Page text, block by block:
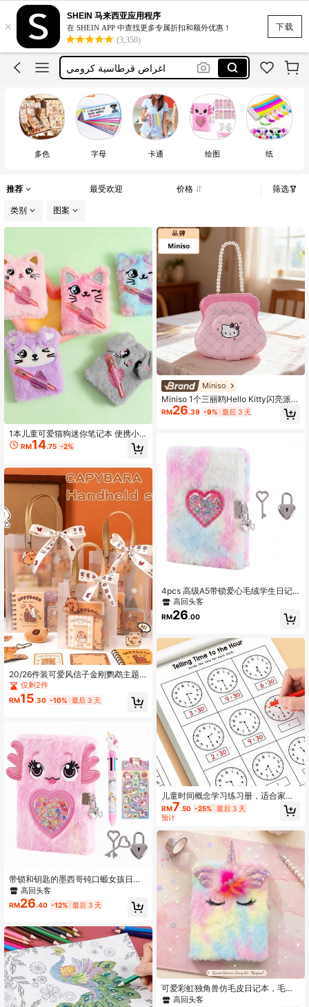
下载
×
SHEIN 马来西亚应用程序
在 SHEIN APP 中查找更多专属折扣和额外优惠！
(3,350)
منتجات كرومي
kroumi
اغراض قرطاسية كرومي
kids bandages
منتجات كرومي
kroumi
多色 字母 卡通 绘图 纸
推荐 最受欢迎 价格 筛选
类别 图案
1本儿童可爱猫狗迷你笔记本 便携小
日记本 学生礼品书
RM14.75 -2%
20/26件装可爱风信子金刚鹦鹉主题
笔记本礼盒套装，适合学生和动物爱
好者，活力设计可爱办公用品
仅剩2件
RM15.30 -10% 最后 3 天
带锁和钥匙的墨西哥钝口螈女孩日记
本，儿童日记本/旅行笔记本礼盒套
装，可用于书写和绘画，包含彩色
笔、贴纸，是送给6-8岁女孩的生日礼
高回头客
RM26.40 -12% 最后 3 天
Miniso
Miniso 1个三丽鸥Hello Kitty闪亮派对
珍珠造型笔记本,可爱面包设计,适合日
记本使用,女孩风格礼物,便携记事本,
RM26.39 -9% 最后 3 天
4pcs 高级A5带锁爱心毛绒学生日记
本礼盒套装，可作写作和绘画旅行日
记本，儿童及青少年生日礼物，派对
礼品，奖励奖品，学校礼物
高回头客
RM26.00
儿童时间概念学习练习册，适合家庭
教育和幼儿园活动，包含阅读和数学
练习题，是课堂教学和开学季的理想
之选。圣诞礼物
RM7.50 -25% 最后 3 天
预计
可爱彩虹独角兽仿毛皮日记本，毛茸
茸的卡哇伊风格笔记本，带闪亮亮片
高回头客